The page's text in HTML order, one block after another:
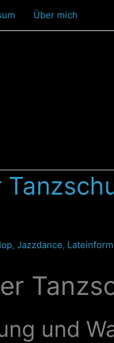
Über mich
, Jazzdance,
und